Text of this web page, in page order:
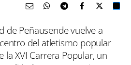
de Peñausende vuelve a
del atletismo popular
la XVI Carrera Popular, un